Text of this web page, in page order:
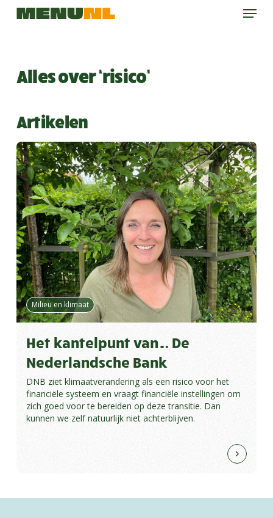
Skip
Menu
Alles over ‘risico’
Artikelen
Milieu en klimaat
Het kantelpunt van… De
Nederlandsche Bank
DNB ziet klimaatverandering als een risico voor het
financiële systeem en vraagt financiële instellingen om
zich goed voor te bereiden op deze transitie. Dan
kunnen we zelf natuurlijk niet achterblijven.